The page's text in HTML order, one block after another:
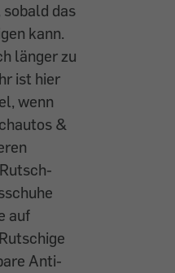
das
kann.
länger zu
ist hier
wenn
&
auf
Anti-